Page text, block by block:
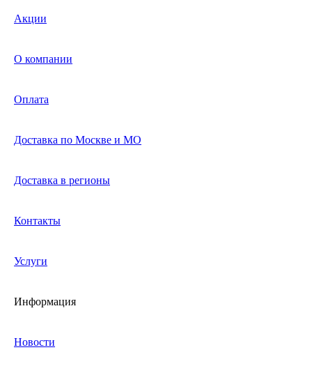
Акции
О компании
Оплата
Доставка по Москве и МО
Доставка в регионы
Контакты
Услуги
Информация
Новости